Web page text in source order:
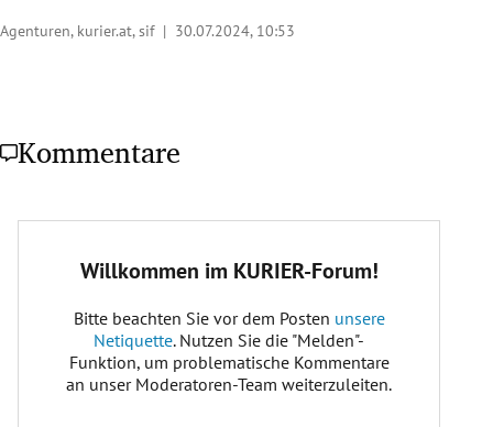
Agenturen, kurier.at, sif | 30.07.2024, 10:53
Kommentare